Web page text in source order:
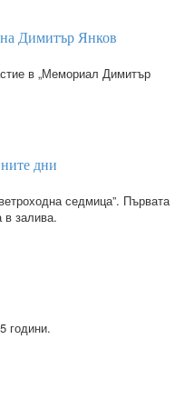
на Димитър Янков
в „Мемориал Димитър
дни
седмица”. Първата
в залива.
години.